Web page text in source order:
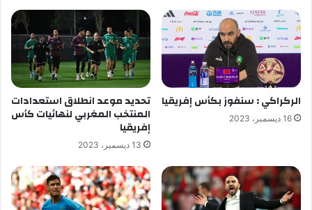
الركراكي : سنفوز بكأس إفريقيا
16 ديسمبر، 2023
تحديد موعد انطلاق استعدادات
المنتخب المغربي لنهائيات كأس
إفريقيا
13 ديسمبر، 2023